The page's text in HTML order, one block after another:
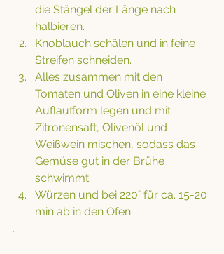
die Stängel der Länge nach
halbieren.
Knoblauch schälen und in feine
Streifen schneiden.
Alles zusammen mit den
Tomaten und Oliven in eine kleine
Auflaufform legen und mit
Zitronensaft, Olivenöl und
Weißwein mischen, sodass das
Gemüse gut in der Brühe
schwimmt.
Würzen und bei 220° für ca. 15-20
min ab in den Ofen.
.